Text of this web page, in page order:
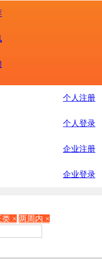
个人注册
个人登录
企业注册
企业登录
类 × 两周内 ×